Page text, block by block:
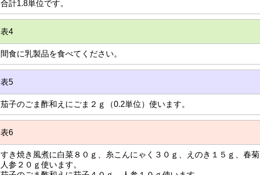
合計1.8単位です。
表4
間食に乳製品を食べてください。
表5
茄子のごま酢和えにごま２ｇ（0.2単位）使います。
表6
すき焼き風煮に白菜８０ｇ、糸こんにゃく３０ｇ、えのき１５ｇ、春
人参２０ｇ使います。